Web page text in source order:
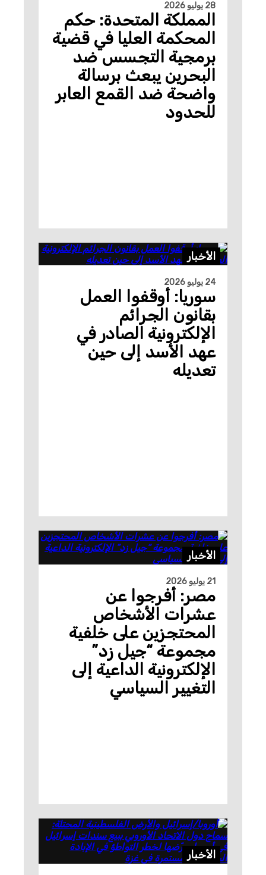
28 يوليو 2026
المملكة المتحدة: حكم
المحكمة العليا في قضية
برمجية التجسس ضد
البحرين يبعث برسالة
واضحة ضد القمع العابر
للحدود
الأخبار
24 يوليو 2026
سوريا: أوقفوا العمل
بقانون الجرائم
الإلكترونية الصادر في
عهد الأسد إلى حين
تعديله
الأخبار
21 يوليو 2026
مصر: أفرجوا عن
عشرات الأشخاص
المحتجزين على خلفية
مجموعة “جيل زد”
الإلكترونية الداعية إلى
التغيير السياسي
الأخبار